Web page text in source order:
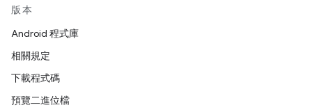
版本
Android 程式庫
相關規定
下載程式碼
預覽二進位檔